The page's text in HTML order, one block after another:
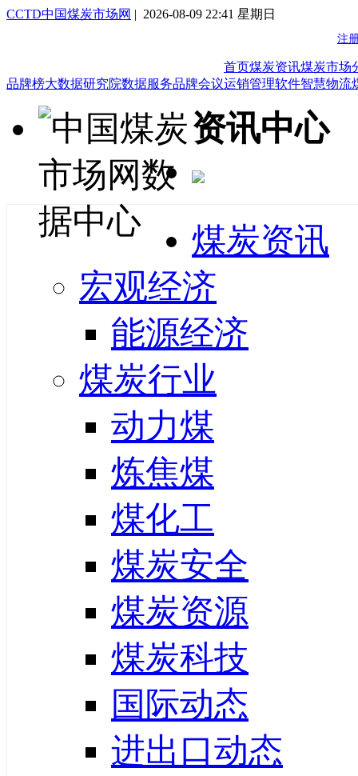
CCTD中国煤炭市场网 | 2026-08-09 22:41 星期日
首页煤炭资讯煤炭市场
品牌榜大数据研究院数据服务品牌会议运销管理软件智慧物流
资讯中心
煤炭资讯
宏观经济
能源经济
煤炭行业
动力煤
炼焦煤
煤化工
煤炭安全
煤炭资源
煤炭科技
国际动态
进出口动态